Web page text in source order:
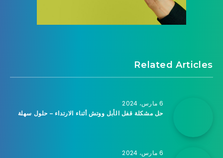
Related Articles
6 مارس، 2024
حل مشكلة قفل الأبل ووتش أثناء الارتداء – حلول سهلة
6 مارس، 2024